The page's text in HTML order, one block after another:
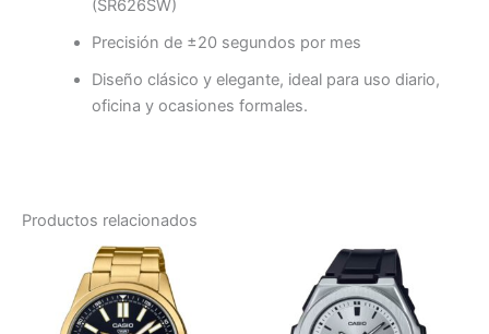
(SR626SW)
Precisión de ±20 segundos por mes
Diseño clásico y elegante, ideal para uso diario,
oficina y ocasiones formales.
Productos relacionados